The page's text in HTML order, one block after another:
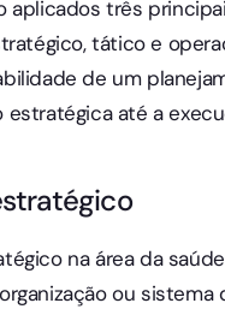
aplicados três
tático e
de um
estratégica até a
na área da
ou